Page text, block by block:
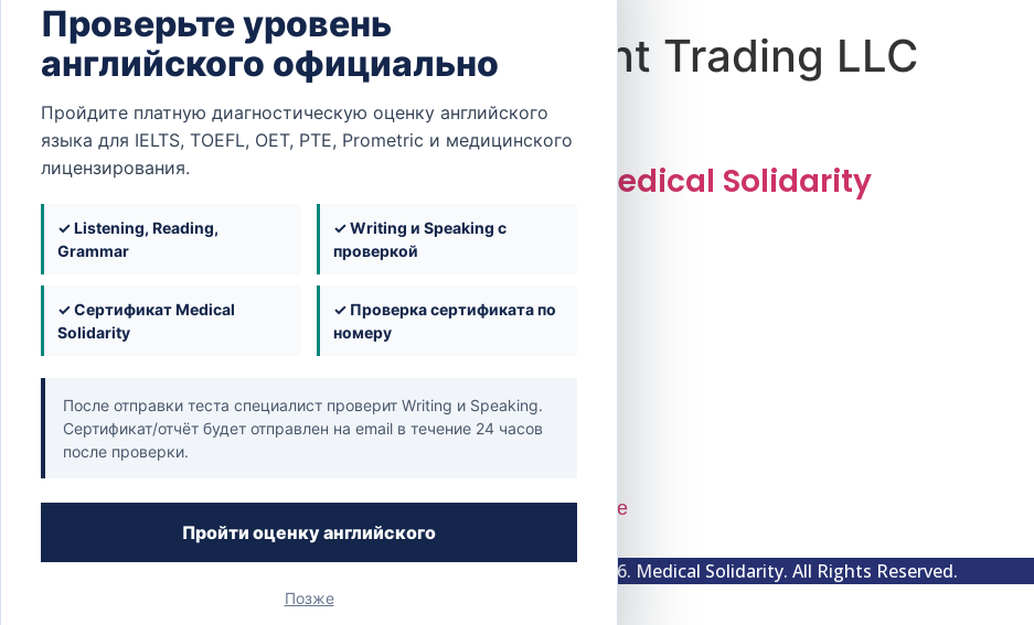
Проверьте уровень
английского официально
Пройдите платную диагностическую оценку английского
языка для IELTS, TOEFL, OET, PTE, Prometric и медицинского
лицензирования.
✓ Listening, Reading,
Grammar
✓ Writing и Speaking с
проверкой
✓ Сертификат Medical
Solidarity
✓ Проверка сертификата по
номеру
После отправки теста специалист проверит Writing и Speaking.
Сертификат/отчёт будет отправлен на email в течение 24 часов
после проверки.
Пройти оценку английского
Позже
Beats Medical Equipment Trading LLC
Medical Solidarity
Контакты
+971 50 560 4203
info@medicalsolidarity.ae
122, 1st Floor, Block 02, Dubai Knowledge Park, Dubai, UAE
©2016-2026. Medical Solidarity. All Rights Reserved.